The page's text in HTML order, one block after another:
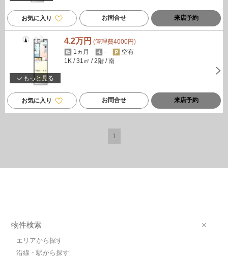
お気に入り お問合せ 来店予約
もっと見る
4.2万円 (管理費4000円)
1ヵ月
-
空有
1K / 31㎡ / 2階 / 南
お気に入り お問合せ 来店予約
1
物件検索
エリアから探す
沿線・駅から探す